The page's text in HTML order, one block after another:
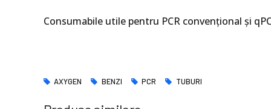
Consumabile utile pentru PCR convențional și
AXYGEN BENZI PCR TUBURI